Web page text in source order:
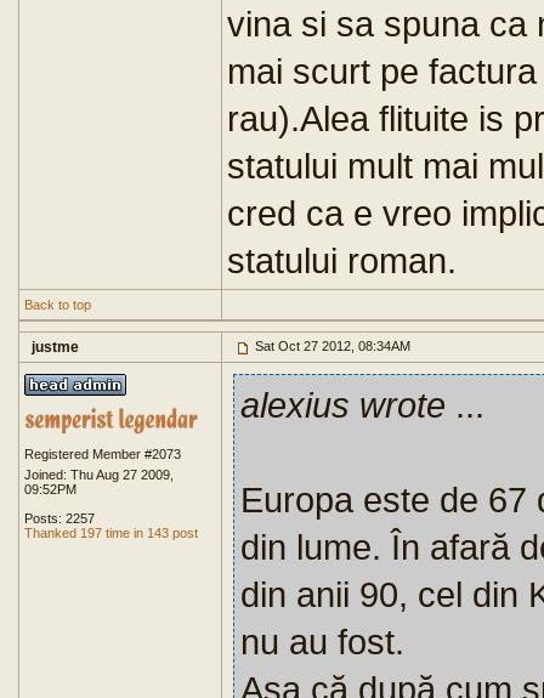
vina si sa spuna ca
mai scurt pe
rau).Alea flituite is
statului mult mai
cred ca e vreo
statului roman.
Back to top
justme Sat Oct 27 2012, 08:34AM
Registered Member #2073
Joined: Thu Aug 27 2009,
09:52PM
Posts: 2257
Thanked 197 time in 143 post
alexius wrote ...
Europa este de 67
din lume. În afară
din anii 90, cel din
nu au fost.
Aşa că după cum